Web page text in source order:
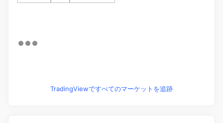
TradingViewですべてのマーケットを追跡